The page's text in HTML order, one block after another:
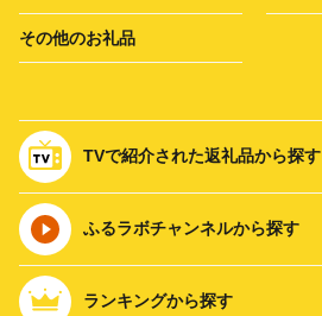
その他のお礼品
TVで紹介された返礼品から探す
ふるラボチャンネルから探す
ランキングから探す